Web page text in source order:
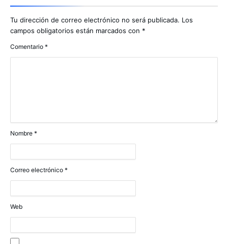
Tu dirección de correo electrónico no será publicada. Los
campos obligatorios están marcados con *
Comentario *
Nombre *
Correo electrónico *
Web